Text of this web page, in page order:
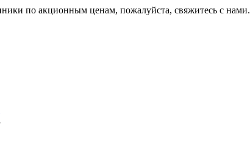
по акционным ценам, пожалуйста, свяжитесь с нами.